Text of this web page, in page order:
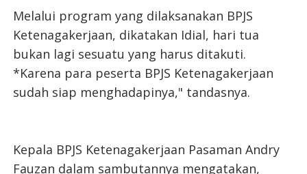
Melalui program yang dilaksanakan BPJS
Ketenagakerjaan, dikatakan Idial, hari tua
bukan lagi sesuatu yang harus ditakuti.
*Karena para peserta BPJS Ketenagakerjaan
sudah siap menghadapinya," tandasnya.
Kepala BPJS Ketenagakerjaan Pasaman Andry
Fauzan dalam sambutannya mengatakan,